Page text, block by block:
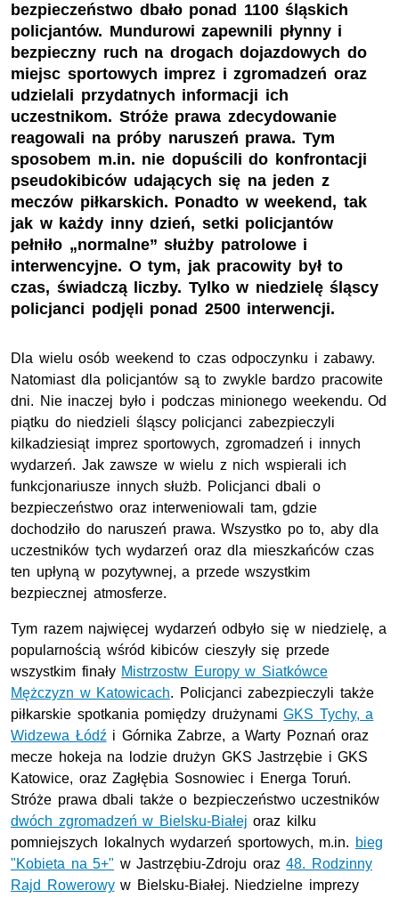
bezpieczeństwo dbało ponad 1100 śląskich
policjantów. Mundurowi zapewnili płynny i
bezpieczny ruch na drogach dojazdowych do
miejsc sportowych imprez i zgromadzeń oraz
udzielali przydatnych informacji ich
uczestnikom. Stróże prawa zdecydowanie
reagowali na próby naruszeń prawa. Tym
sposobem m.in. nie dopuścili do konfrontacji
pseudokibiców udających się na jeden z
meczów piłkarskich. Ponadto w weekend, tak
jak w każdy inny dzień, setki policjantów
pełniło „normalne” służby patrolowe i
interwencyjne. O tym, jak pracowity był to
czas, świadczą liczby. Tylko w niedzielę śląscy
policjanci podjęli ponad 2500 interwencji.
Dla wielu osób weekend to czas odpoczynku i zabawy.
Natomiast dla policjantów są to zwykle bardzo pracowite
dni. Nie inaczej było i podczas minionego weekendu. Od
piątku do niedzieli śląscy policjanci zabezpieczyli
kilkadziesiąt imprez sportowych, zgromadzeń i innych
wydarzeń. Jak zawsze w wielu z nich wspierali ich
funkcjonariusze innych służb. Policjanci dbali o
bezpieczeństwo oraz interweniowali tam, gdzie
dochodziło do naruszeń prawa. Wszystko po to, aby dla
uczestników tych wydarzeń oraz dla mieszkańców czas
ten upłyną w pozytywnej, a przede wszystkim
bezpiecznej atmosferze.
Tym razem najwięcej wydarzeń odbyło się w niedzielę, a
popularnością wśród kibiców cieszyły się przede
wszystkim finały Mistrzostw Europy w Siatkówce
Mężczyzn w Katowicach. Policjanci zabezpieczyli także
piłkarskie spotkania pomiędzy drużynamiGKS Tychy, a
Widzewa Łódź i Górnika Zabrze, a Warty Poznań oraz
mecze hokeja na lodzie drużyn GKS Jastrzębie i GKS
Katowice, oraz Zagłębia Sosnowiec i Energa Toruń.
Stróże prawa dbali także o bezpieczeństwo uczestników
dwóch zgromadzeń w Bielsku-Białej oraz kilku
pomniejszych lokalnych wydarzeń sportowych, m.in. bieg
"Kobieta na 5+" w Jastrzębiu-Zdroju oraz48. Rodzinny
Rajd Rowerowyw Bielsku-Białej. Niedzielne imprezy